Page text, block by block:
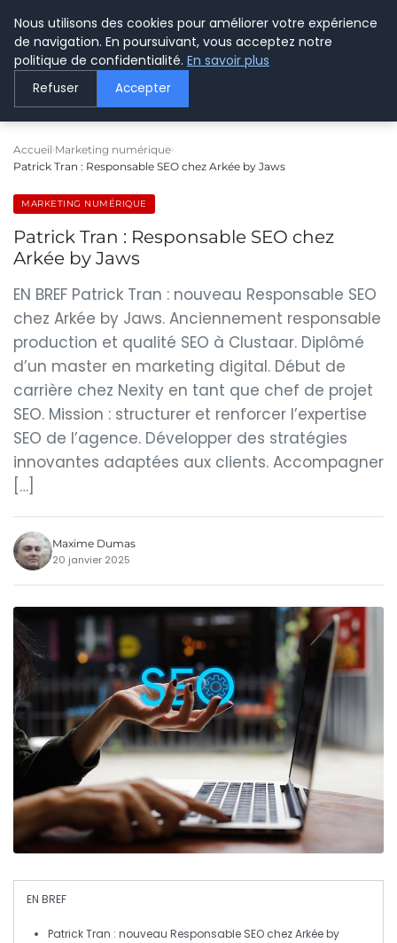
LE WEBMARKETING
Accueil Marketing numérique
Patrick Tran : Responsable SEO chez Arkée by Jaws
MARKETING NUMÉRIQUE
Patrick Tran : Responsable SEO chez
Arkée by Jaws
EN BREF Patrick Tran : nouveau Responsable SEO
chez Arkée by Jaws. Anciennement responsable
production et qualité SEO à Clustaar. Diplômé
d’un master en marketing digital. Début de
carrière chez Nexity en tant que chef de projet
SEO. Mission : structurer et renforcer l’expertise
SEO de l’agence. Développer des stratégies
innovantes adaptées aux clients. Accompagner
[…]
Maxime Dumas
20 janvier 2025
EN BREF
Patrick Tran : nouveau Responsable SEO chez Arkée by
Nous utilisons des cookies pour améliorer votre expérience
de navigation. En poursuivant, vous acceptez notre
politique de confidentialité. En savoir plus
Refuser Accepter